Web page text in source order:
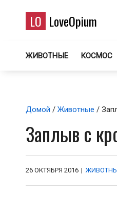
LO LoveOpium
ЖИВОТНЫЕ КОСМОС
Домой / Животные /
Заплыв с
26 ОКТЯБРЯ 2016 |